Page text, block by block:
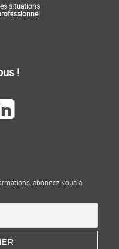
situations
!
abonnez-vous à